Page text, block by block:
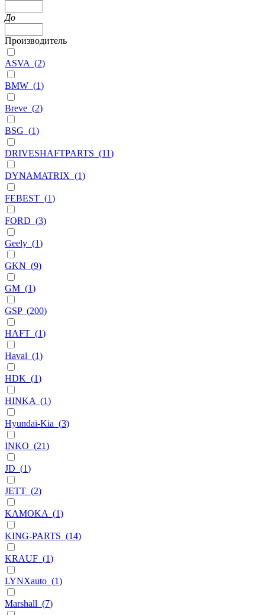
До
Производитель
ASVA (2)
BMW (1)
Breve (2)
BSG (1)
DRIVESHAFTPARTS (11)
DYNAMATRIX (1)
FEBEST (1)
FORD (3)
Geely (1)
GKN (9)
GM (1)
GSP (200)
HAFT (1)
Haval (1)
HDK (1)
HINKA (1)
Hyundai-Kia (3)
INKO (21)
JD (1)
JETT (2)
KAMOKA (1)
KING-PARTS (14)
KRAUF (1)
LYNXauto (1)
Marshall (7)